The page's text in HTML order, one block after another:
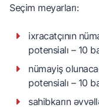
Seçim meyarları:
ixracatçının
potensialı – 10
nümayiş
potensialı – 10
sahibkarın